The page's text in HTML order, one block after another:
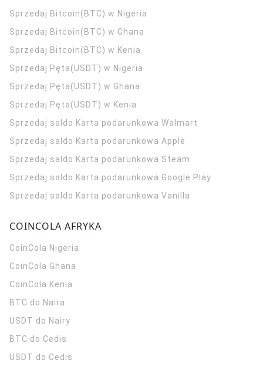
Sprzedaj Bitcoin(BTC) w Nigeria
Sprzedaj Bitcoin(BTC) w Ghana
Sprzedaj Bitcoin(BTC) w Kenia
Sprzedaj Pęta(USDT) w Nigeria
Sprzedaj Pęta(USDT) w Ghana
Sprzedaj Pęta(USDT) w Kenia
Sprzedaj saldo Karta podarunkowa Walmart
Sprzedaj saldo Karta podarunkowa Apple
Sprzedaj saldo Karta podarunkowa Steam
Sprzedaj saldo Karta podarunkowa Google Play
Sprzedaj saldo Karta podarunkowa Vanilla
COINCOLA AFRYKA
CoinCola Nigeria
CoinCola Ghana
CoinCola Kenia
BTC do Naira
USDT do Nairy
BTC do Cedis
USDT do Cedis